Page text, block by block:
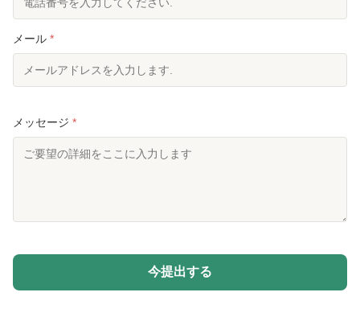
メール *
メッセージ *
今提出する